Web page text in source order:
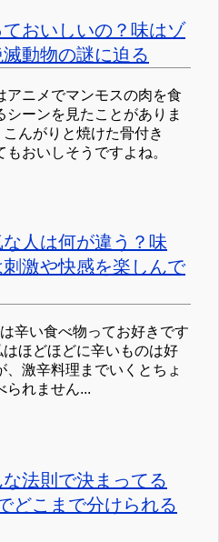
おいしいの？味はゾ
動物の謎に迫る
アニメでマンモスの肉を食
シーンを見たことがありま
んがりと焼けた骨付き
もおいしそうですよね。
人は何が違う？味
激や快感を楽しんで
辛い食べ物ってお好きです
ほどほどに辛いものは好
、激辛料理までいくとちょ
られません...
法則で決まってる
どこまで分けられる